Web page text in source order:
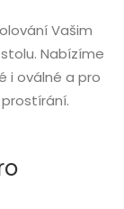
Vašim
Nabízíme
i oválné a pro